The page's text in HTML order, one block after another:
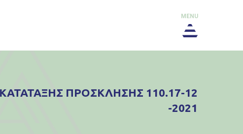
MENU
ΠΡΟΣΚΛΗΣΗΣ 110.17-12
-2021